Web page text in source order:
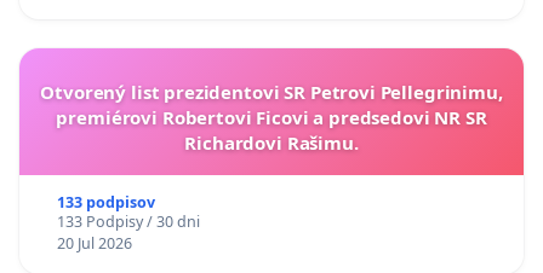
Otvorený list prezidentovi SR Petrovi Pellegrinimu,
premiérovi Robertovi Ficovi a predsedovi NR SR
Richardovi Rašimu.
133 podpisov
133 Podpisy / 30 dni
20 Jul 2026